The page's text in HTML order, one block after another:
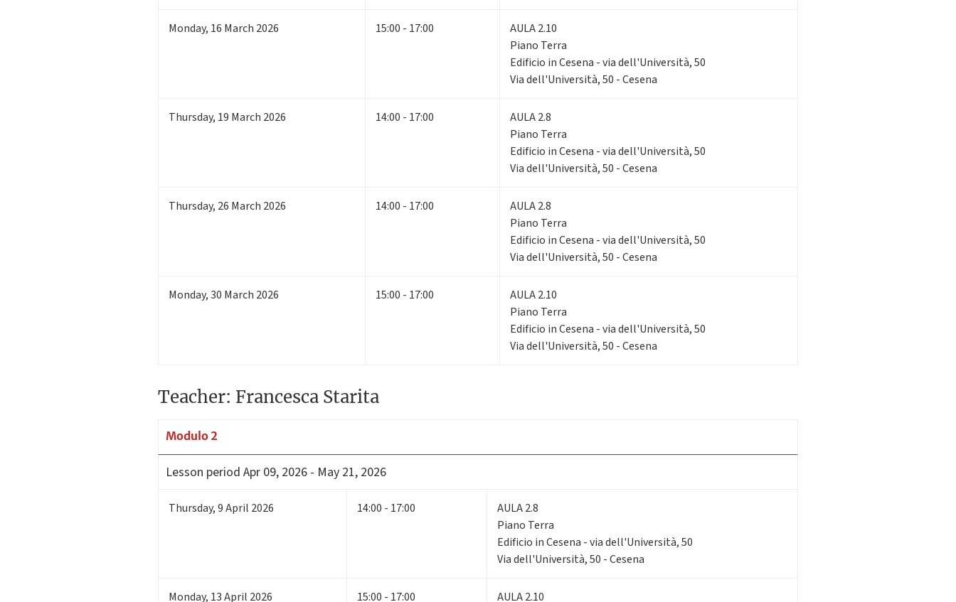
Monday, 16 March 2026 15:00 - 17:00
AULA 2.10
Piano Terra
Edificio in Cesena - via dell'Università, 50
Via dell'Università, 50 - Cesena
Thursday, 19 March 2026 14:00 - 17:00
AULA 2.8
Piano Terra
Edificio in Cesena - via dell'Università, 50
Via dell'Università, 50 - Cesena
Thursday, 26 March 2026 14:00 - 17:00
AULA 2.8
Piano Terra
Edificio in Cesena - via dell'Università, 50
Via dell'Università, 50 - Cesena
Monday,30 March 2026 15:00 - 17:00
AULA 2.10
Piano Terra
Edificio in Cesena - via dell'Università, 50
Via dell'Università, 50 - Cesena
Teacher: Francesca Starita
Modulo 2
Lesson period Apr 09, 2026 - May 21, 2026
Thursday,9April 2026 14:00 - 17:00
AULA 2.8
Piano Terra
Edificio in Cesena - via dell'Università, 50
Via dell'Università, 50 - Cesena
Monday, 13April 2026 15:00 - 17:00
AULA 2.10